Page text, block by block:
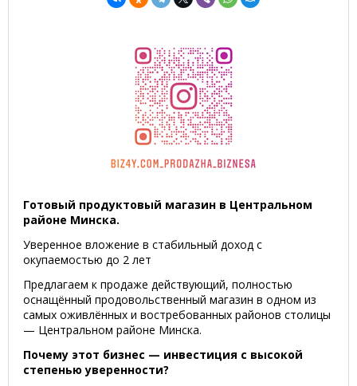
Готовый продуктовый магазин в Центральном
районе Минска.
Уверенное вложение в стабильный доход с
окупаемостью до 2 лет
Предлагаем к продаже действующий, полностью
оснащённый продовольственный магазин в одном из
самых оживлённых и востребованных районов столицы
— Центральном районе Минска.
Почему этот бизнес — инвестиция с высокой
степенью уверенности?